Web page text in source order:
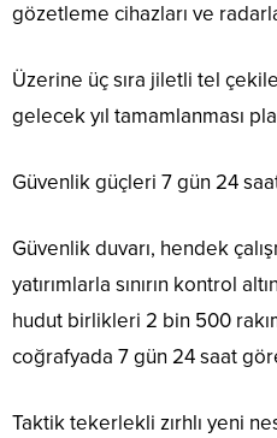
gözetleme cihazları ve
Üzerine üç sıra jiletli tel
gelecek yıl tamamlanması
Güvenlik güçleri 7 gün 24
Güvenlik duvarı, hendek
yatırımlarla sınırın kontrol
hudut birlikleri 2 bin 500
coğrafyada 7 gün 24 saat
Taktik tekerlekli zırhlı yeni